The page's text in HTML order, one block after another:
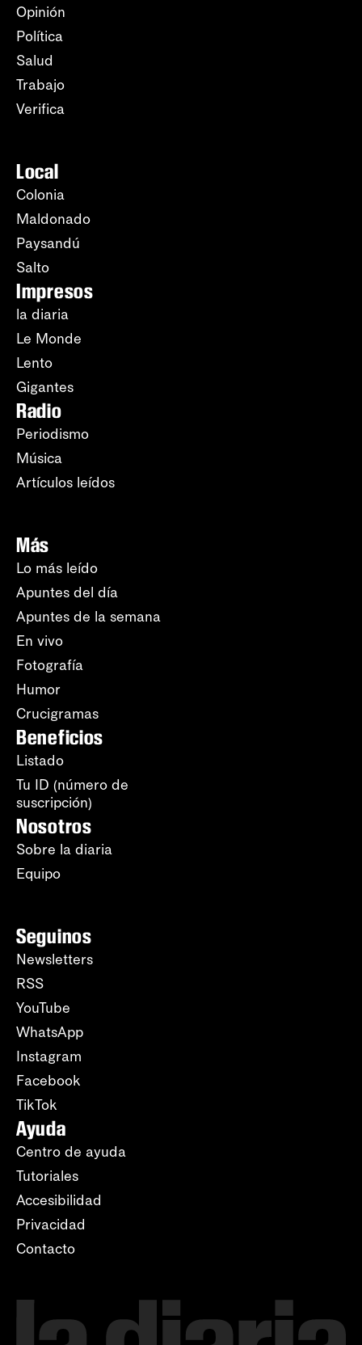
Opinión
Política
Salud
Trabajo
Verifica
Local
Colonia
Maldonado
Paysandú
Salto
Impresos
la diaria
Le Monde
Lento
Gigantes
Radio
Periodismo
Música
Artículos leídos
Más
Lo más leído
Apuntes del día
Apuntes de la semana
En vivo
Fotografía
Humor
Crucigramas
Beneficios
Listado
Tu ID (número de
suscripción)
Nosotros
Sobre la diaria
Equipo
Seguinos
Newsletters
RSS
YouTube
WhatsApp
Instagram
Facebook
TikTok
Ayuda
Centro de ayuda
Tutoriales
Accesibilidad
Privacidad
Contacto